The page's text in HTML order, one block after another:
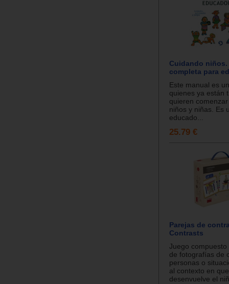
Cuidando niños.
completa para
Este manual es
quienes ya están
quieren
niños y niñas. Es
educado...
25.79 €
Parejas de
Contrasts
Juego
de fotografías de
personas o
al contexto en
desenvuelve el